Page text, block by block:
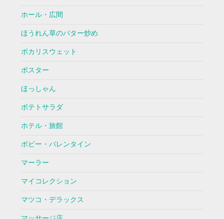
ホール・広間
ほうれん草のバター炒め
ポカリスウェット
ポスター
ほっしゃん
ポテトサラダ
ホテル・旅館
ボビー・バレンタイン
マーラー
マイコレクション
マツコ・デラックス